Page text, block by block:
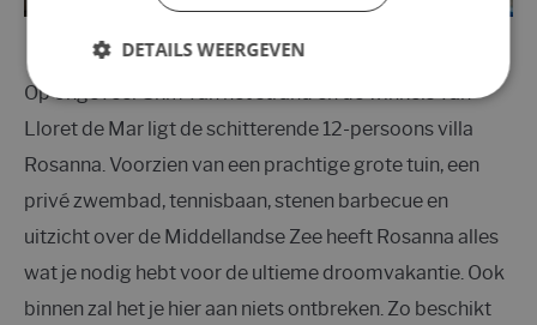
Bron:Club Villamar – Villa Rosanna
Op ongeveer 3km van het strand en de winkels van
Lloret de Mar ligt de schitterende 12-persoons villa
Rosanna. Voorzien van een prachtige grote tuin, een
privé zwembad, tennisbaan, stenen barbecue en
uitzicht over de Middellandse Zee heeft Rosanna alles
wat je nodig hebt voor de ultieme droomvakantie. Ook
binnen zal het je hier aan niets ontbreken. Zo beschikt
DETAILS WEERGEVEN